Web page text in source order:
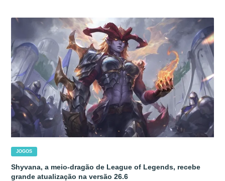
JOGOS
Shyvana, a meio-dragão de League of Legends, recebe
grande atualização na versão 26.6